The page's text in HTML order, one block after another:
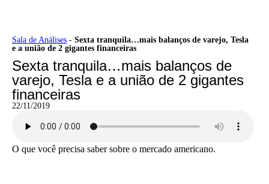
Ir
para
o
conteúdo
Sala de Análises - Sexta tranquila…mais balanços de varejo, Tesla
e a união de 2 gigantes financeiras
Sexta tranquila…mais balanços de
varejo, Tesla e a união de 2 gigantes
financeiras
22/11/2019
O que você precisa saber sobre o mercado americano.